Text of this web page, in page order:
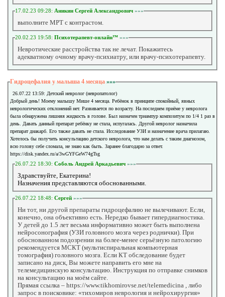
17.02.23 09:28: Аникин Сергей Александрович »»»
выполните МРТ с контрастом.
20.02.23 19:58: Психотерапевт-онлайн™ »»»
Невротические расстройства так не лечат. Покажитесь
адекватному очному врачу-психиатру, или врачу-психотерапевту.
Гидроцефалия у малыша 4 месяца »»»
26.07.22 13:59: Детский невролог (невропатолог)
Добрый день! Моему малышу Мише 4 месяца. Ребёнок в принципе спокойный, явных
неврологических отклонений нет. Развивается по возрасту. На последнем приёме у невролога
была обнаружена лишняя жидкость в голове. Был назначен триампур композитум по 1/4 1 раз в
день. Давать данный препарат ребёнку не стала, испугалась. Другой невролог назначила
препарат диакарб. Его также давать не стала. Исследование УЗИ и назначение врача прилагаю.
Хотелось бы получить консультацию детского невролога, что нам делать с таким диагнозом,
всю голову себе сломала, не знаю как быть. Заранее благодарю за ответ.
https://disk.yandex.ru/a/3wGYFGeW74gTsg
26.07.22 18:30: Соболь Андрей Аркадьевич »»»
Здравствуйте, Екатерина!
Назначения представляются обоснованными.
26.07.22 18:48: Сергей »»»
Ни тот, ни другой препараты гидроцефалию не вылечивают. Если,
конечно, она объективно есть. Нередко бывает гипердиагностика.
У детей до 1.5 лет весьма информативно может быть выполнена
нейросонография (УЗИ головного мозга через роднички). При
обоснованном подозрении на более-менее серьёзную патологию
рекомендуется МСКТ (мультиспиральная компьютерная
томография) головного мозга. Если КТ обследование будет
записано на диск, Вы можете направить его мне на
телемедицинскую консультацию. Инструкция по отправке снимков
на консультацию на моём сайте.
Прямая ссылка – https://www.tikhomirovse.net/telemedicina , либо
запрос в поисковике: «тихомиров неврология и нейрохирургия»